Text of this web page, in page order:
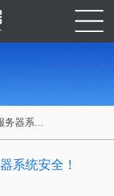
器系...
系统安全！